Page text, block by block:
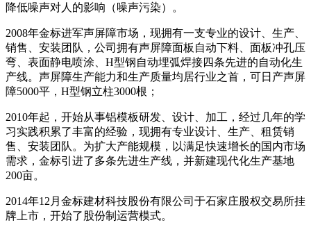
降低噪声对人的影响（噪声污染）。
2008年金标进军声屏障市场，现拥有一支专业的设计、生产、
销售、安装团队，公司拥有声屏障面板自动下料、面板冲孔压
弯、表面静电喷涂、H型钢自动埋弧焊接四条先进的自动化生
产线。声屏障生产能力和生产质量均居行业之首，可日产声屏
障5000平，H型钢立柱3000根；
2010年起，开始从事铝模板研发、设计、加工，经过几年的学
习实践积累了丰富的经验，现拥有专业设计、生产、租赁销
售、安装团队。为扩大产能规模，以满足快速增长的国内市场
需求，金标引进了多条先进生产线，并新建现代化生产基地
200亩。
2014年12月金标建材科技股份有限公司于石家庄股权交易所挂
牌上市，开始了股份制运营模式。